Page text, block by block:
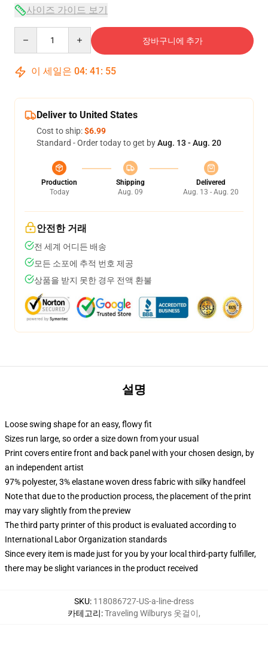
사이즈 가이드 보기
장바구니에 추가
이 세일은 04: 41 : 54
Deliver to United States
Cost to ship:$6.99
Standard - Order today to get byAug. 13 - Aug. 20
Production
Today
Shipping
Aug. 09
Delivered
Aug. 13 - Aug. 20
안전한 거래
전 세계 어디든 배송
모든 소포에 추적 번호 제공
상품을 받지 못한 경우 전액 환불
설명
Loose swing shape for an easy, flowy fit
Sizes run large, so order a size down from your usual
Print covers entire front and back panel with your chosen design, by
an independent artist
97% polyester, 3% elastane woven dress fabric with silky handfeel
Note that due to the production process, the placement of the print
may vary slightly from the preview
The third party printer of this product is evaluated according to
International Labor Organization standards
Since every item is made just for you by your local third-party fulfiller,
there may be slight variances in the product received
SKU: 118086727-US-a-line-dress
카테고리:Traveling Wilburys 옷걸이,